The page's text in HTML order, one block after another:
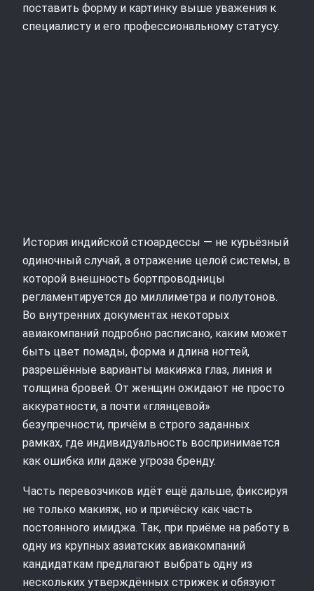
поставить форму и картинку выше уважения к
специалисту и его профессиональному статусу.
История индийской стюардессы — не курьёзный
одиночный случай, а отражение целой системы, в
которой внешность бортпроводницы
регламентируется до миллиметра и полутонов.
Во внутренних документах некоторых
авиакомпаний подробно расписано, каким может
быть цвет помады, форма и длина ногтей,
разрешённые варианты макияжа глаз, линия и
толщина бровей. От женщин ожидают не просто
аккуратности, а почти «глянцевой»
безупречности, причём в строго заданных
рамках, где индивидуальность воспринимается
как ошибка или даже угроза бренду.
Часть перевозчиков идёт ещё дальше, фиксируя
не только макияж, но и причёску как часть
постоянного имиджа. Так, при приёме на работу в
одну из крупных азиатских авиакомпаний
кандидаткам предлагают выбрать одну из
нескольких утверждённых стрижек и обязуют